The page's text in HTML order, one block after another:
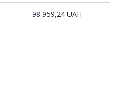
98 959,24 UAH